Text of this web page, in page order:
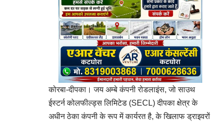
कोरबा-दीपका। जय अम्बे कंपनी रोडलाइंस, जो साउथ
ईस्टर्न कोलफील्ड्स लिमिटेड (SECL) दीपका क्षेत्र के
अधीन ठेका कंपनी के रूप में कार्यरत है, के खिलाफ ड्राइवरों